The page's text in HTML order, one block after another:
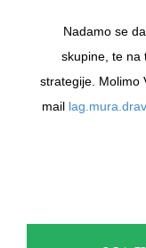
Nadamo se
skupine, te na
strategije. Molimo
mail